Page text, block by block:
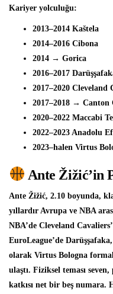
Kariyer yolculuğu:
2013–2014 Kaštela
2014–2016 Cibona
2014 → Gorica
2016–2017
2017–2020 Cleveland
2017–2018 → Canton
2020–2022 Maccabi
2022–2023 Anadolu
2023–halen Virtus
Ante Žižić’in
Ante Žižić, 2.10 boyunda,
yıllardır Avrupa ve NBA
NBA’de Cleveland
EuroLeague’de
olarak Virtus Bologna
ulaştı. Fiziksel teması
katkısı net bir beş numara.